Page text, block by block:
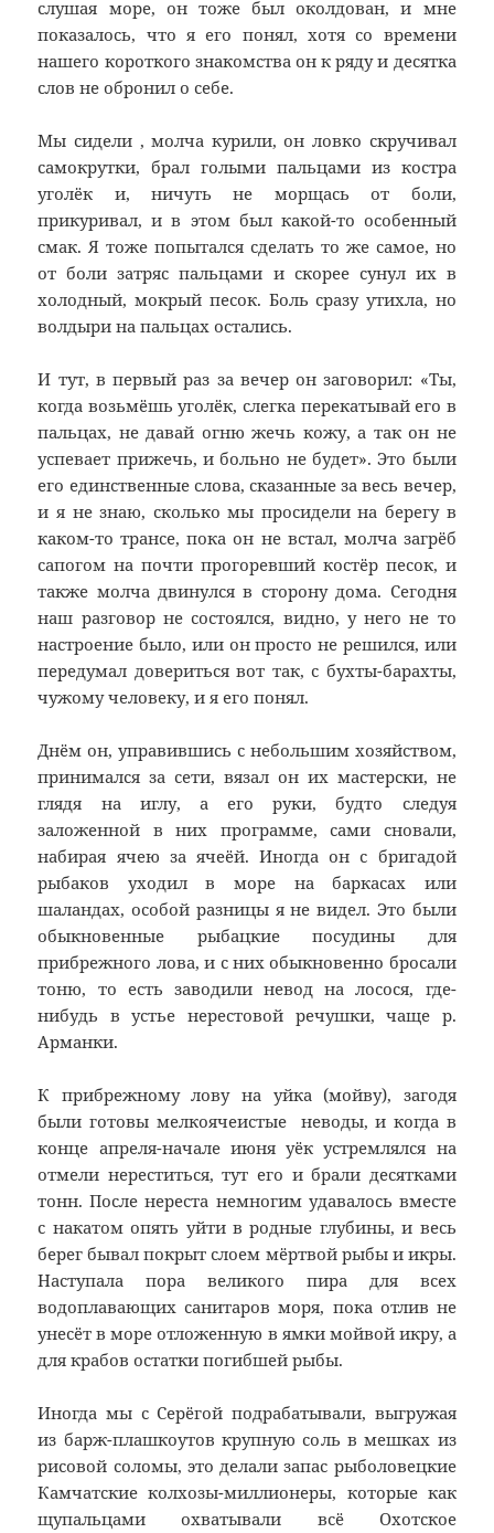
слушая море, он тоже был околдован, и мне
показалось, что я его понял, хотя со времени
нашего короткого знакомства он к ряду и десятка
слов не обронил о себе.
Мы сидели , молча курили, он ловко скручивал
самокрутки, брал голыми пальцами из костра
уголёк и, ничуть не морщась от боли,
прикуривал, и в этом был какой-то особенный
смак. Я тоже попытался сделать то же самое, но
от боли затряс пальцами и скорее сунул их в
холодный, мокрый песок. Боль сразу утихла, но
волдыри на пальцах остались.
И тут, в первый раз за вечер он заговорил: «Ты,
когда возьмёшь уголёк, слегка перекатывай его в
пальцах, не давай огню жечь кожу, а так он не
успевает прижечь, и больно не будет». Это были
его единственные слова, сказанные за весь вечер,
и я не знаю, сколько мы просидели на берегу в
каком-то трансе, пока он не встал, молча загрёб
сапогом на почти прогоревший костёр песок, и
также молча двинулся в сторону дома. Сегодня
наш разговор не состоялся, видно, у него не то
настроение было, или он просто не решился, или
передумал довериться вот так, с бухты-барахты,
чужому человеку, и я его понял.
Днём он, управившись с небольшим хозяйством,
принимался за сети, вязал он их мастерски, не
глядя на иглу, а его руки, будто следуя
заложенной в них программе, сами сновали,
набирая ячею за ячеёй. Иногда он с бригадой
рыбаков уходил в море на баркасах или
шаландах, особой разницы я не видел. Это были
обыкновенные рыбацкие посудины для
прибрежного лова, и с них обыкновенно бросали
тоню, то есть заводили невод на лосося, где-
нибудь в устье нерестовой речушки, чаще р.
Арманки.
К прибрежному лову на уйка (мойву), загодя
были готовы мелкоячеистые неводы, и когда в
конце апреля-начале июня уёк устремлялся на
отмели нереститься, тут его и брали десятками
тонн. После нереста немногим удавалось вместе
с накатом опять уйти в родные глубины, и весь
берег бывал покрыт слоем мёртвой рыбы и икры.
Наступала пора великого пира для всех
водоплавающих санитаров моря, пока отлив не
унесёт в море отложенную в ямки мойвой икру, а
для крабов остатки погибшей рыбы.
Иногда мы с Серёгой подрабатывали, выгружая
из барж-плашкоутов крупную соль в мешках из
рисовой соломы, это делали запас рыболовецкие
Камчатские колхозы-миллионеры, которые как
щупальцами охватывали всё Охотское